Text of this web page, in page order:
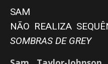
SAM
NÃO REALIZA
SOMBRAS DE GREY